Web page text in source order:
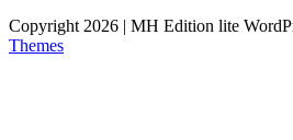
Copyright 2026 | MH Edition lite
Themes